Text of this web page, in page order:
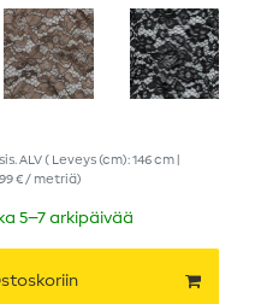
sis. ALV( Leveys (cm): 146 cm |
€ / metriä)
5–7 arkipäivää